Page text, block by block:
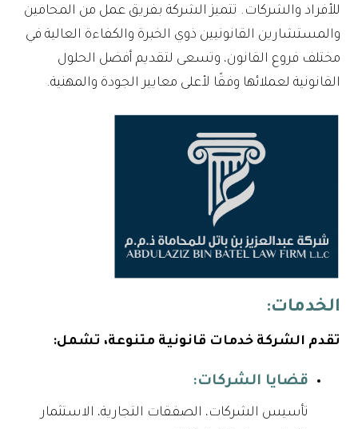
للأفراد والشركات. تتميز الشركة بفريق عمل من المحامين
والمستشارين القانونيين ذوي الخبرة والكفاءة العالية في
مختلف فروع القانون، وتسعى لتقديم أفضل الحلول
القانونية لعملائها وفقًا لأعلى معايير الجودة والمهنية.
الخدمات:
تقدم الشركة خدمات قانونية متنوعة، تشمل:
قضايا الشركات:
تأسيس الشركات، الصفقات التجارية، الاستثمار